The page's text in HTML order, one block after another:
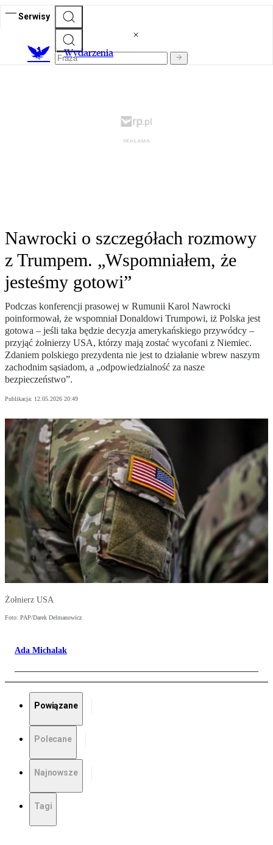
Serwisy
Wydarzenia
Nawrocki o szczegółach rozmowy
z Trumpem. „Wspomniałem, że
jesteśmy gotowi”
Podczas konferencji prasowej w Rumunii Karol Nawrocki
poinformował, że wspomniał Donaldowi Trumpowi, iż Polska jest
gotowa – jeśli taka będzie decyzja amerykańskiego przywódcy –
przyjąć żołnierzy USA, którzy mają zostać wycofani z Niemiec.
Zdaniem polskiego prezydenta nie jest to działanie wbrew naszym
zachodnim sąsiadom, a „odpowiedzialność za nasze
bezpieczeństwo”.
Publikacja: 12.05.2026 20:49
Żołnierz USA
Foto: PAP/Darek Delmanowicz
Ada Michalak
Powiązane
Polecane
Najnowsze
Tagi